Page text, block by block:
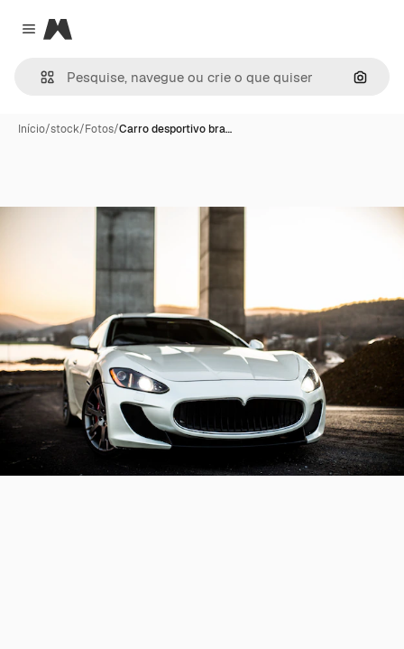
Close menu
Magnific
Início/stock/Fotos/Carro desportivo bra…